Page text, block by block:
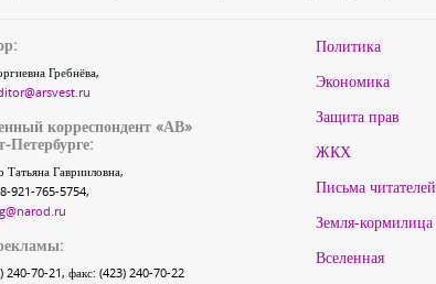
Гребнёва,
корреспондент «АВ»
Петербурге:
Татьяна Гаврииловна,
921-765-5754,
240-70-21, факс: (423) 240-70-22
Политика
Экономика
Защита прав
ЖКХ
Письма читателей
Земля-кормилица
Вселенная